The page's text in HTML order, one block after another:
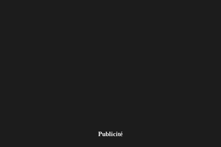
Publicité